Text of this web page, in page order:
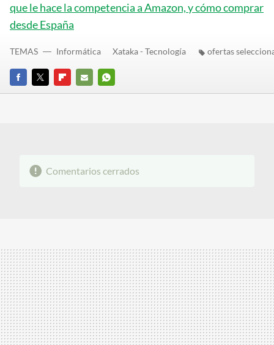
que le hace la competencia a Amazon, y cómo comprar
desde España
FACEBOOK
TWITTERFLIPBOARD
E-
WHATSAPP
TEMAS Informática Xataka - Tecnología ofertas
Comentarios cerrados